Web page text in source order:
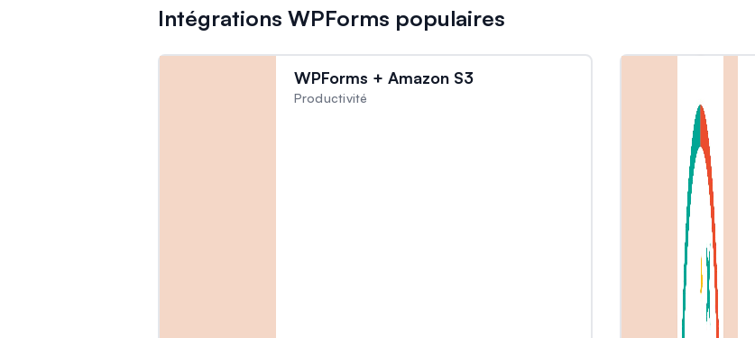
Intégrations WPForms populaires
WPForms + Amazon S3
Productivité